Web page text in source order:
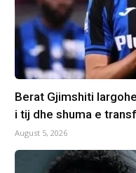
Berat Gjimshiti
i tij dhe shuma e
August 5, 2026